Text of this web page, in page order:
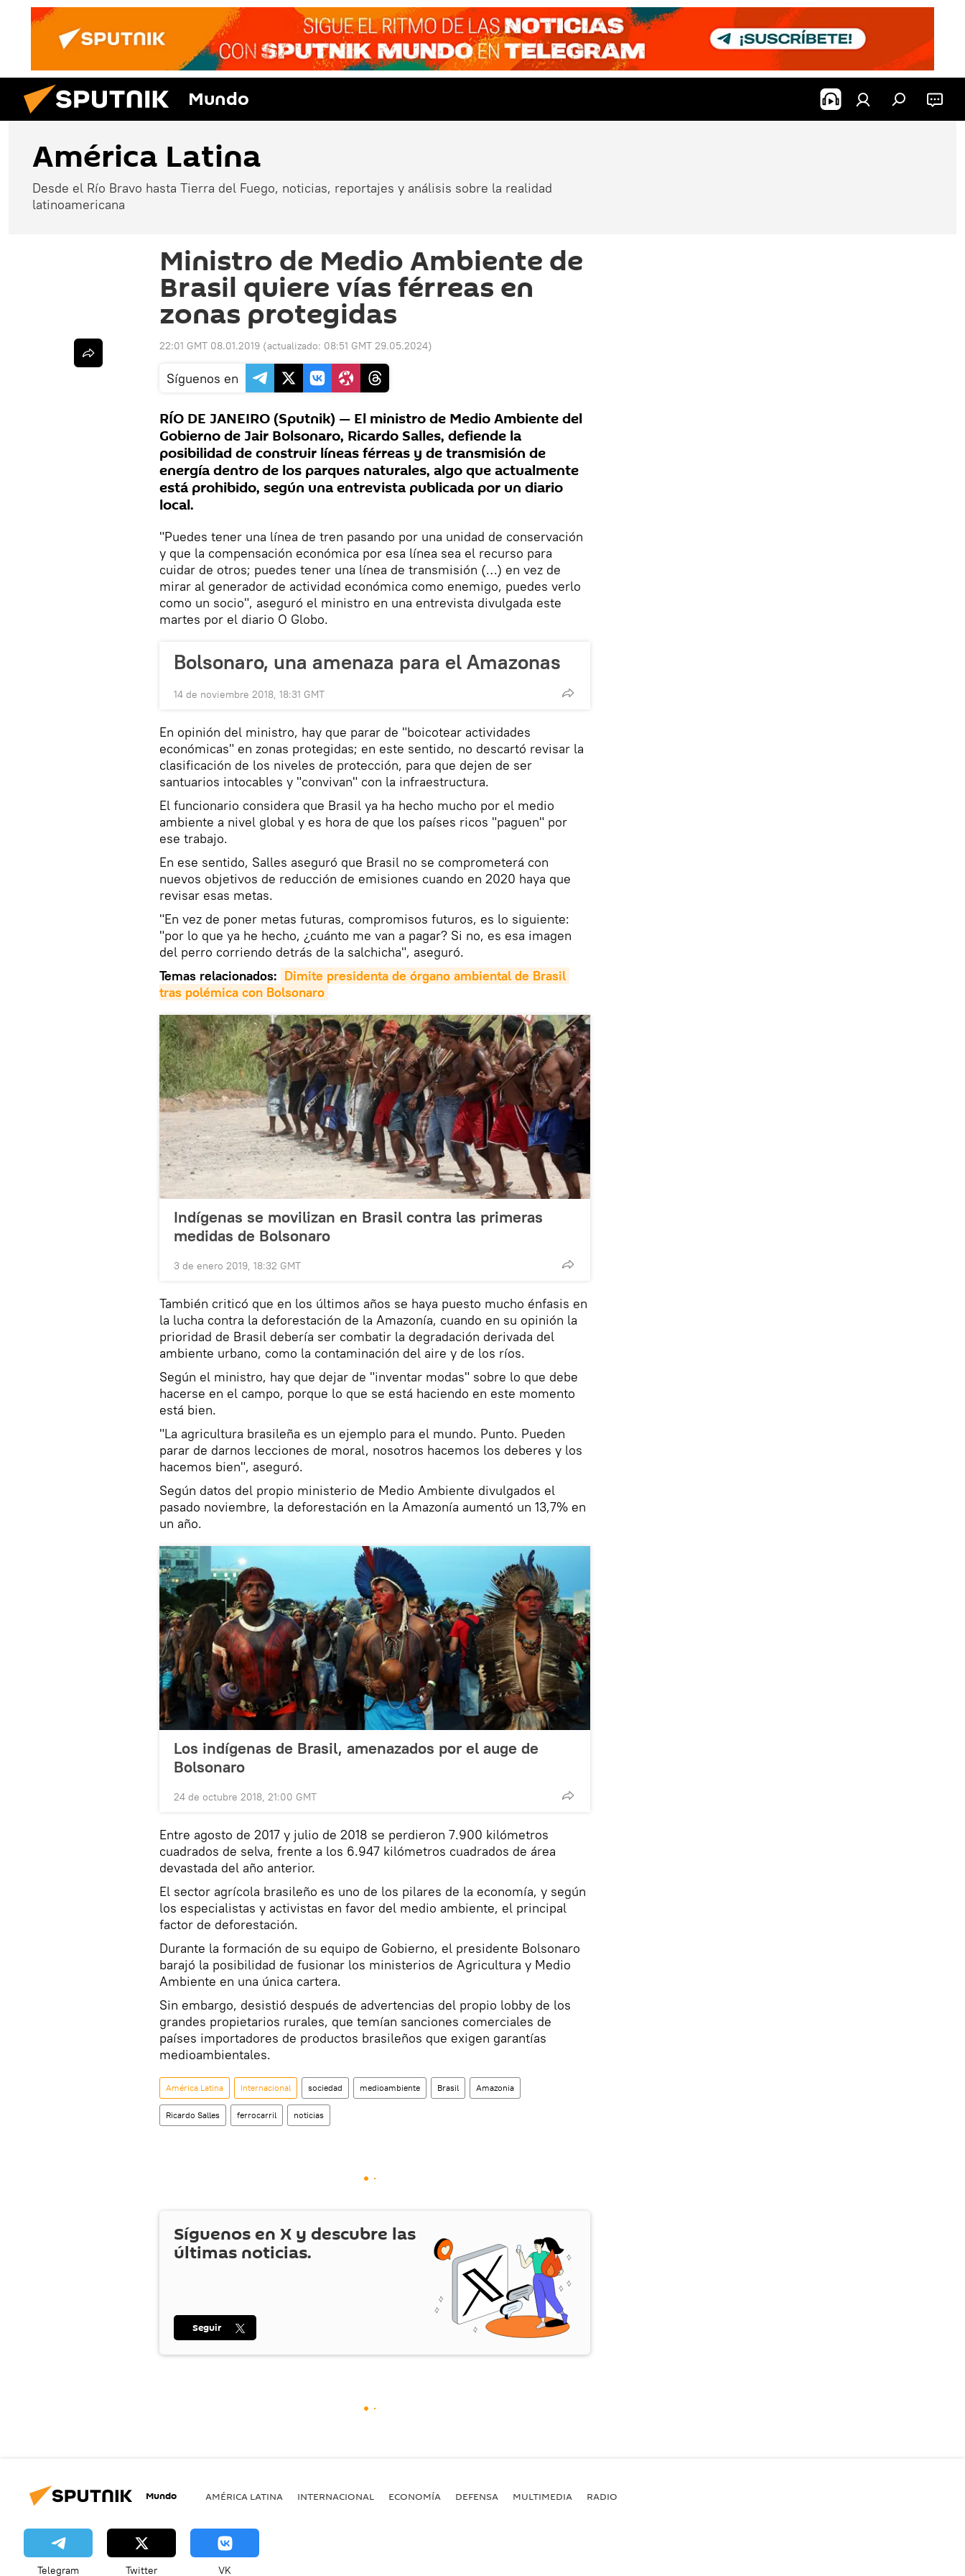
Mundo
América Latina
Desde el Río Bravo hasta Tierra del Fuego, noticias, reportajes y análisis sobre la realidad
latinoamericana
Ministro de Medio Ambiente de
Brasil quiere vías férreas en
zonas protegidas
22:01 GMT 08.01.2019 (actualizado: 08:51 GMT 29.05.2024)
Síguenos en
RÍO DE JANEIRO (Sputnik) — El ministro de Medio Ambiente del
Gobierno de Jair Bolsonaro, Ricardo Salles, defiende la
posibilidad de construir líneas férreas y de transmisión de
energía dentro de los parques naturales, algo que actualmente
está prohibido, según una entrevista publicada por un diario
local.
"Puedes tener una línea de tren pasando por una unidad de conservación
y que la compensación económica por esa línea sea el recurso para
cuidar de otros; puedes tener una línea de transmisión (…) en vez de
mirar al generador de actividad económica como enemigo, puedes verlo
como un socio", aseguró el ministro en una entrevista divulgada este
martes por el diario O Globo.
Bolsonaro, una amenaza para el Amazonas
14 de noviembre 2018, 18:31 GMT
En opinión del ministro, hay que parar de "boicotear actividades
económicas" en zonas protegidas; en este sentido, no descartó revisar la
clasificación de los niveles de protección, para que dejen de ser
santuarios intocables y "convivan" con la infraestructura.
El funcionario considera que Brasil ya ha hecho mucho por el medio
ambiente a nivel global y es hora de que los países ricos "paguen" por
ese trabajo.
En ese sentido, Salles aseguró que Brasil no se comprometerá con
nuevos objetivos de reducción de emisiones cuando en 2020 haya que
revisar esas metas.
"En vez de poner metas futuras, compromisos futuros, es lo siguiente:
"por lo que ya he hecho, ¿cuánto me van a pagar? Si no, es esa imagen
del perro corriendo detrás de la salchicha", aseguró.
Temas relacionados: Dimite presidenta de órgano ambiental de Brasil
tras polémica con Bolsonaro
Indígenas se movilizan en Brasil contra las primeras
medidas de Bolsonaro
3 de enero 2019, 18:32 GMT
También criticó que en los últimos años se haya puesto mucho énfasis en
la lucha contra la deforestación de la Amazonía, cuando en su opinión la
prioridad de Brasil debería ser combatir la degradación derivada del
ambiente urbano, como la contaminación del aire y de los ríos.
Según el ministro, hay que dejar de "inventar modas" sobre lo que debe
hacerse en el campo, porque lo que se está haciendo en este momento
está bien.
"La agricultura brasileña es un ejemplo para el mundo. Punto. Pueden
parar de darnos lecciones de moral, nosotros hacemos los deberes y los
hacemos bien", aseguró.
Según datos del propio ministerio de Medio Ambiente divulgados el
pasado noviembre, la deforestación en la Amazonía aumentó un 13,7% en
un año.
Los indígenas de Brasil, amenazados por el auge de
Bolsonaro
24 de octubre 2018, 21:00 GMT
Entre agosto de 2017 y julio de 2018 se perdieron 7.900 kilómetros
cuadrados de selva, frente a los 6.947 kilómetros cuadrados de área
devastada del año anterior.
El sector agrícola brasileño es uno de los pilares de la economía, y según
los especialistas y activistas en favor del medio ambiente, el principal
factor de deforestación.
Durante la formación de su equipo de Gobierno, el presidente Bolsonaro
barajó la posibilidad de fusionar los ministerios de Agricultura y Medio
Ambiente en una única cartera.
Sin embargo, desistió después de advertencias del propio lobby de los
grandes propietarios rurales, que temían sanciones comerciales de
países importadores de productos brasileños que exigen garantías
medioambientales.
América Latina Internacional sociedad medioambiente Brasil Amazonia
Ricardo Salles ferrocarril noticias
Síguenos en X y descubre las
últimas noticias.
Seguir
Mundo AMÉRICA LATINA INTERNACIONAL ECONOMÍA DEFENSA MULTIMEDIA RADIO
Telegram Twitter VK